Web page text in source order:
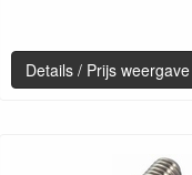
Details / Prijs